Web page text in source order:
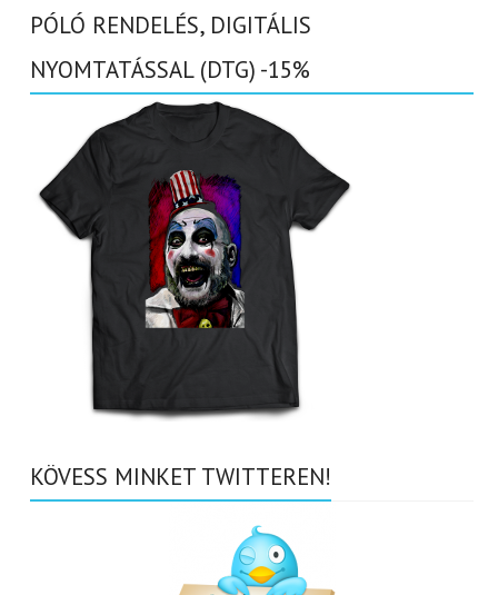
PÓLÓ RENDELÉS, DIGITÁLIS
NYOMTATÁSSAL (DTG) -15%
KÖVESS MINKET TWITTEREN!